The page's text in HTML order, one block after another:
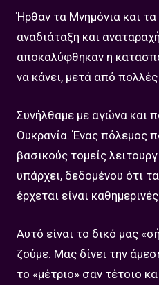
Ήρθαν τα Μνημόνια και τα
αναδιάταξη και
αποκαλύφθηκαν η
να κάνει, μετά από
Συνήλθαμε με αγώνα και
Ουκρανία. Ένας πόλεμος
βασικούς τομείς
υπάρχει, δεδομένου ότι
έρχεται είναι
Αυτό είναι το δικό μας
ζούμε. Μας δίνει την
το «μέτριο» σαν τέτοιο